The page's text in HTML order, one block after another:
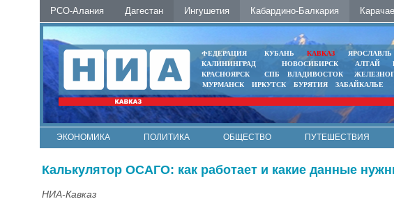
РСО-Алания Дагестан Ингушетия Кабардино-Балкария
ФЕДЕРАЦИЯ КУБАНЬ КАВКАЗ ЯРОСЛАВЛЬ
КАЛИНИНГРАД
НОВОСИБИРСК АЛТАЙ
КРАСНОЯРСК
СПБ ВЛАДИВОСТОК
МУРМАНСК
ИРКУТСК БУРЯТИЯ ЗАБАЙКАЛЬЕ
ЭКОНОМИКА ПОЛИТИКА ОБЩЕСТВО ПУТЕШЕСТВИЯ
Калькулятор ОСАГО: как работает и какие данные
НИА-Кавказ